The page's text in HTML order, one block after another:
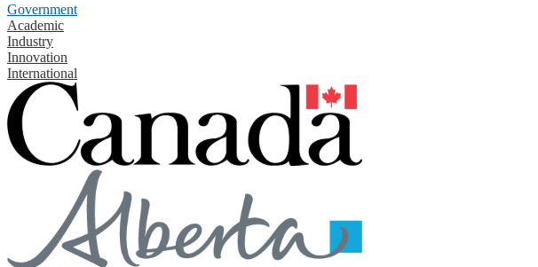
Government
Academic
Industry
Innovation
International